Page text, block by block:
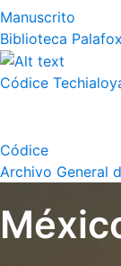
Manuscrito
Biblioteca
Códice
Códice
Archivo General